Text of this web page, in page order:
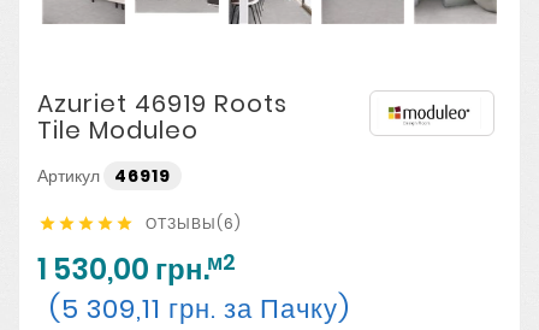
Azuriet 46919 Roots
Tile Moduleo
Артикул 46919
     ОТЗЫВЫ(6)
1 530,00 грн.м2
(5 309,11 грн. за Пачку)